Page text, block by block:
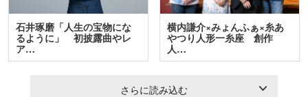
石井琢磨「人生の宝物にな
るように」 初披露曲やレ
ア…
横内謙介×みょんふぁ×糸あ
やつり人形一糸座 創作
人…
さらに読み込む